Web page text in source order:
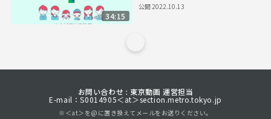
34:15
公開2022.10.13
お問い合わせ : 東京動画 運営担当
E-mail：S0014905＜at＞section.metro.tokyo.jp
※＜at＞を@に置き換えてメールをお送りください。